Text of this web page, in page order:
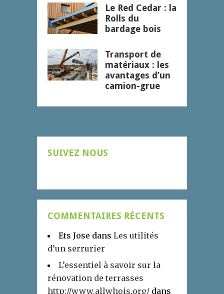
Le Red Cedar : la
Rolls du
bardage bois
Transport de
matériaux : les
avantages d’un
camion-grue
SUIVEZ NOUS
COMMENTAIRES RÉCENTS
Ets Jose dans Les utilités
d’un serrurier
L’essentiel à savoir sur la
rénovation de terrasses
http://www.allwhois.org/ dans